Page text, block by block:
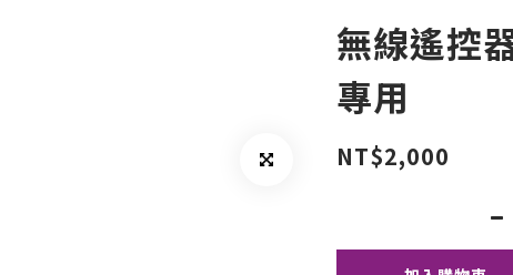
無線遙控
專用
NT$2,000